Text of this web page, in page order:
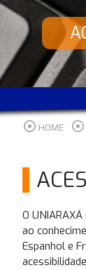
HOME
O
ao
Espanhol e